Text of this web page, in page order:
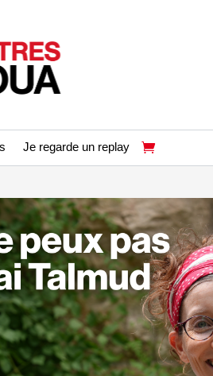
Je regarde un replay